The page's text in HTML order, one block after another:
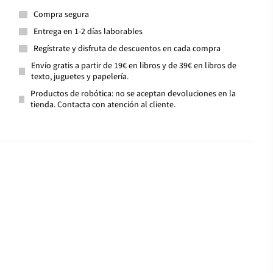
Compra segura
Entrega en 1-2 días laborables
Regístrate y disfruta de descuentos en cada compra
Envío gratis a partir de 19€ en libros y de 39€ en libros de
texto, juguetes y papelería.
Productos de robótica: no se aceptan devoluciones en la
tienda. Contacta con atención al cliente.